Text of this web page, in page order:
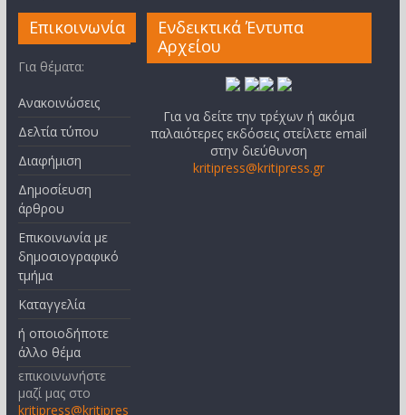
Επικοινωνία
Για θέματα:
Ανακοινώσεις
Δελτία τύπου
Διαφήμιση
Δημοσίευση
άρθρου
Επικοινωνία με
δημοσιογραφικό
τμήμα
Καταγγελία
ή οποιοδήποτε
άλλο θέμα
επικοινωνήστε
μαζί μας στο
kritipress@kritipres
Ενδεικτικά Έντυπα
Αρχείου
Για να δείτε την τρέχων ή ακόμα
παλαιότερες εκδόσεις στείλετε email
στην διεύθυνση
kritipress@kritipress.gr